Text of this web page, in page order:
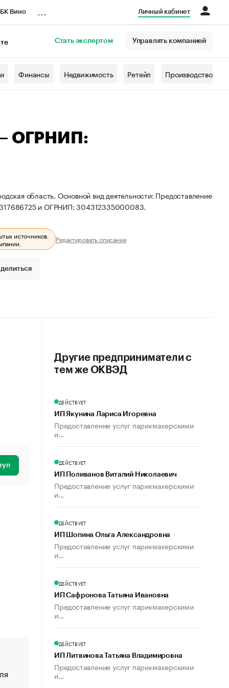
Вино Личный кабинет
Стать экспертом Управлять компанией
Финансы Недвижимость Ретейл Производство
— ОГРНИП:
область. Основной вид деятельности: Предоставление
и ОГРНИП: 304312335000083.
источников.
Редактировать описание
«От спорта тело стареет иначе». Как живет глава
создавшей GTA
Другие предприниматели с
тем же ОКВЭД
ДЕЙСТВУЕТ
ИП Якунина Лариса Игоревна
Предоставление услуг парикмахерскими
и...
ДЕЙСТВУЕТ
ИП Поливанов Виталий Николаевич
Предоставление услуг парикмахерскими
и...
ДЕЙСТВУЕТ
ИП Шопина Ольга Александровна
Предоставление услуг парикмахерскими
и...
ДЕЙСТВУЕТ
ИП Сафронова Татьяна Ивановна
Предоставление услуг парикмахерскими
и...
ДЕЙСТВУЕТ
ИП Литвинова Татьяна Владимировна
Предоставление услуг парикмахерскими
и...